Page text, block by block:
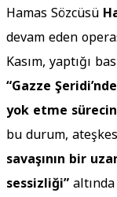
Hamas Sözcüsü
devam eden
Kasım, yaptığı
“Gazze
yok etme
bu durum,
savaşının bir
sessizliği”